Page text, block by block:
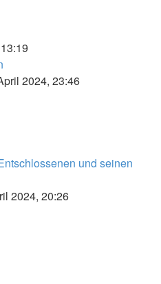
2024, 23:46
und seinen
2024, 20:26